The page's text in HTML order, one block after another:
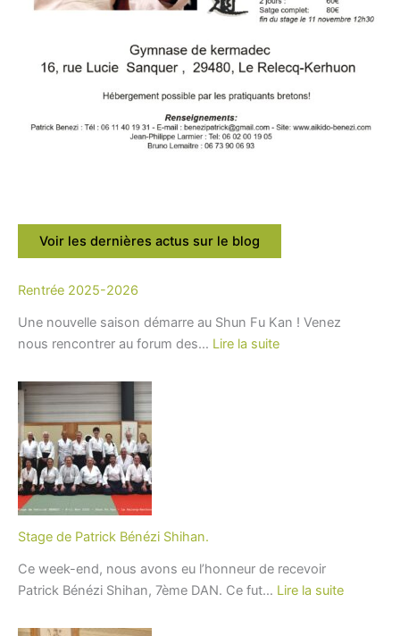
Voir les dernières actus sur le blog
Rentrée 2025-2026
Une nouvelle saison démarre au Shun Fu Kan ! Venez
nous rencontrer au forum des… Lire la suite:
Stage de Patrick Bénézi Shihan.
Ce week-end, nous avons eu l’honneur de recevoir
Patrick Bénézi Shihan, 7ème DAN. Ce fut… Lire la suite: